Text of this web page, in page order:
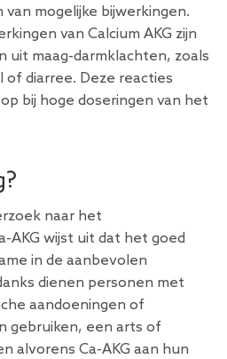
mogelijke bijwerkingen.
van Calcium AKG zijn
​​uit maag-darmklachten, zoals
diarree. Deze reacties
bij hoge doseringen van het
naar het
AKG wijst uit dat het goed
in de aanbevolen
dienen personen met
aandoeningen of
gebruiken, een arts of
alvorens Ca-AKG aan hun